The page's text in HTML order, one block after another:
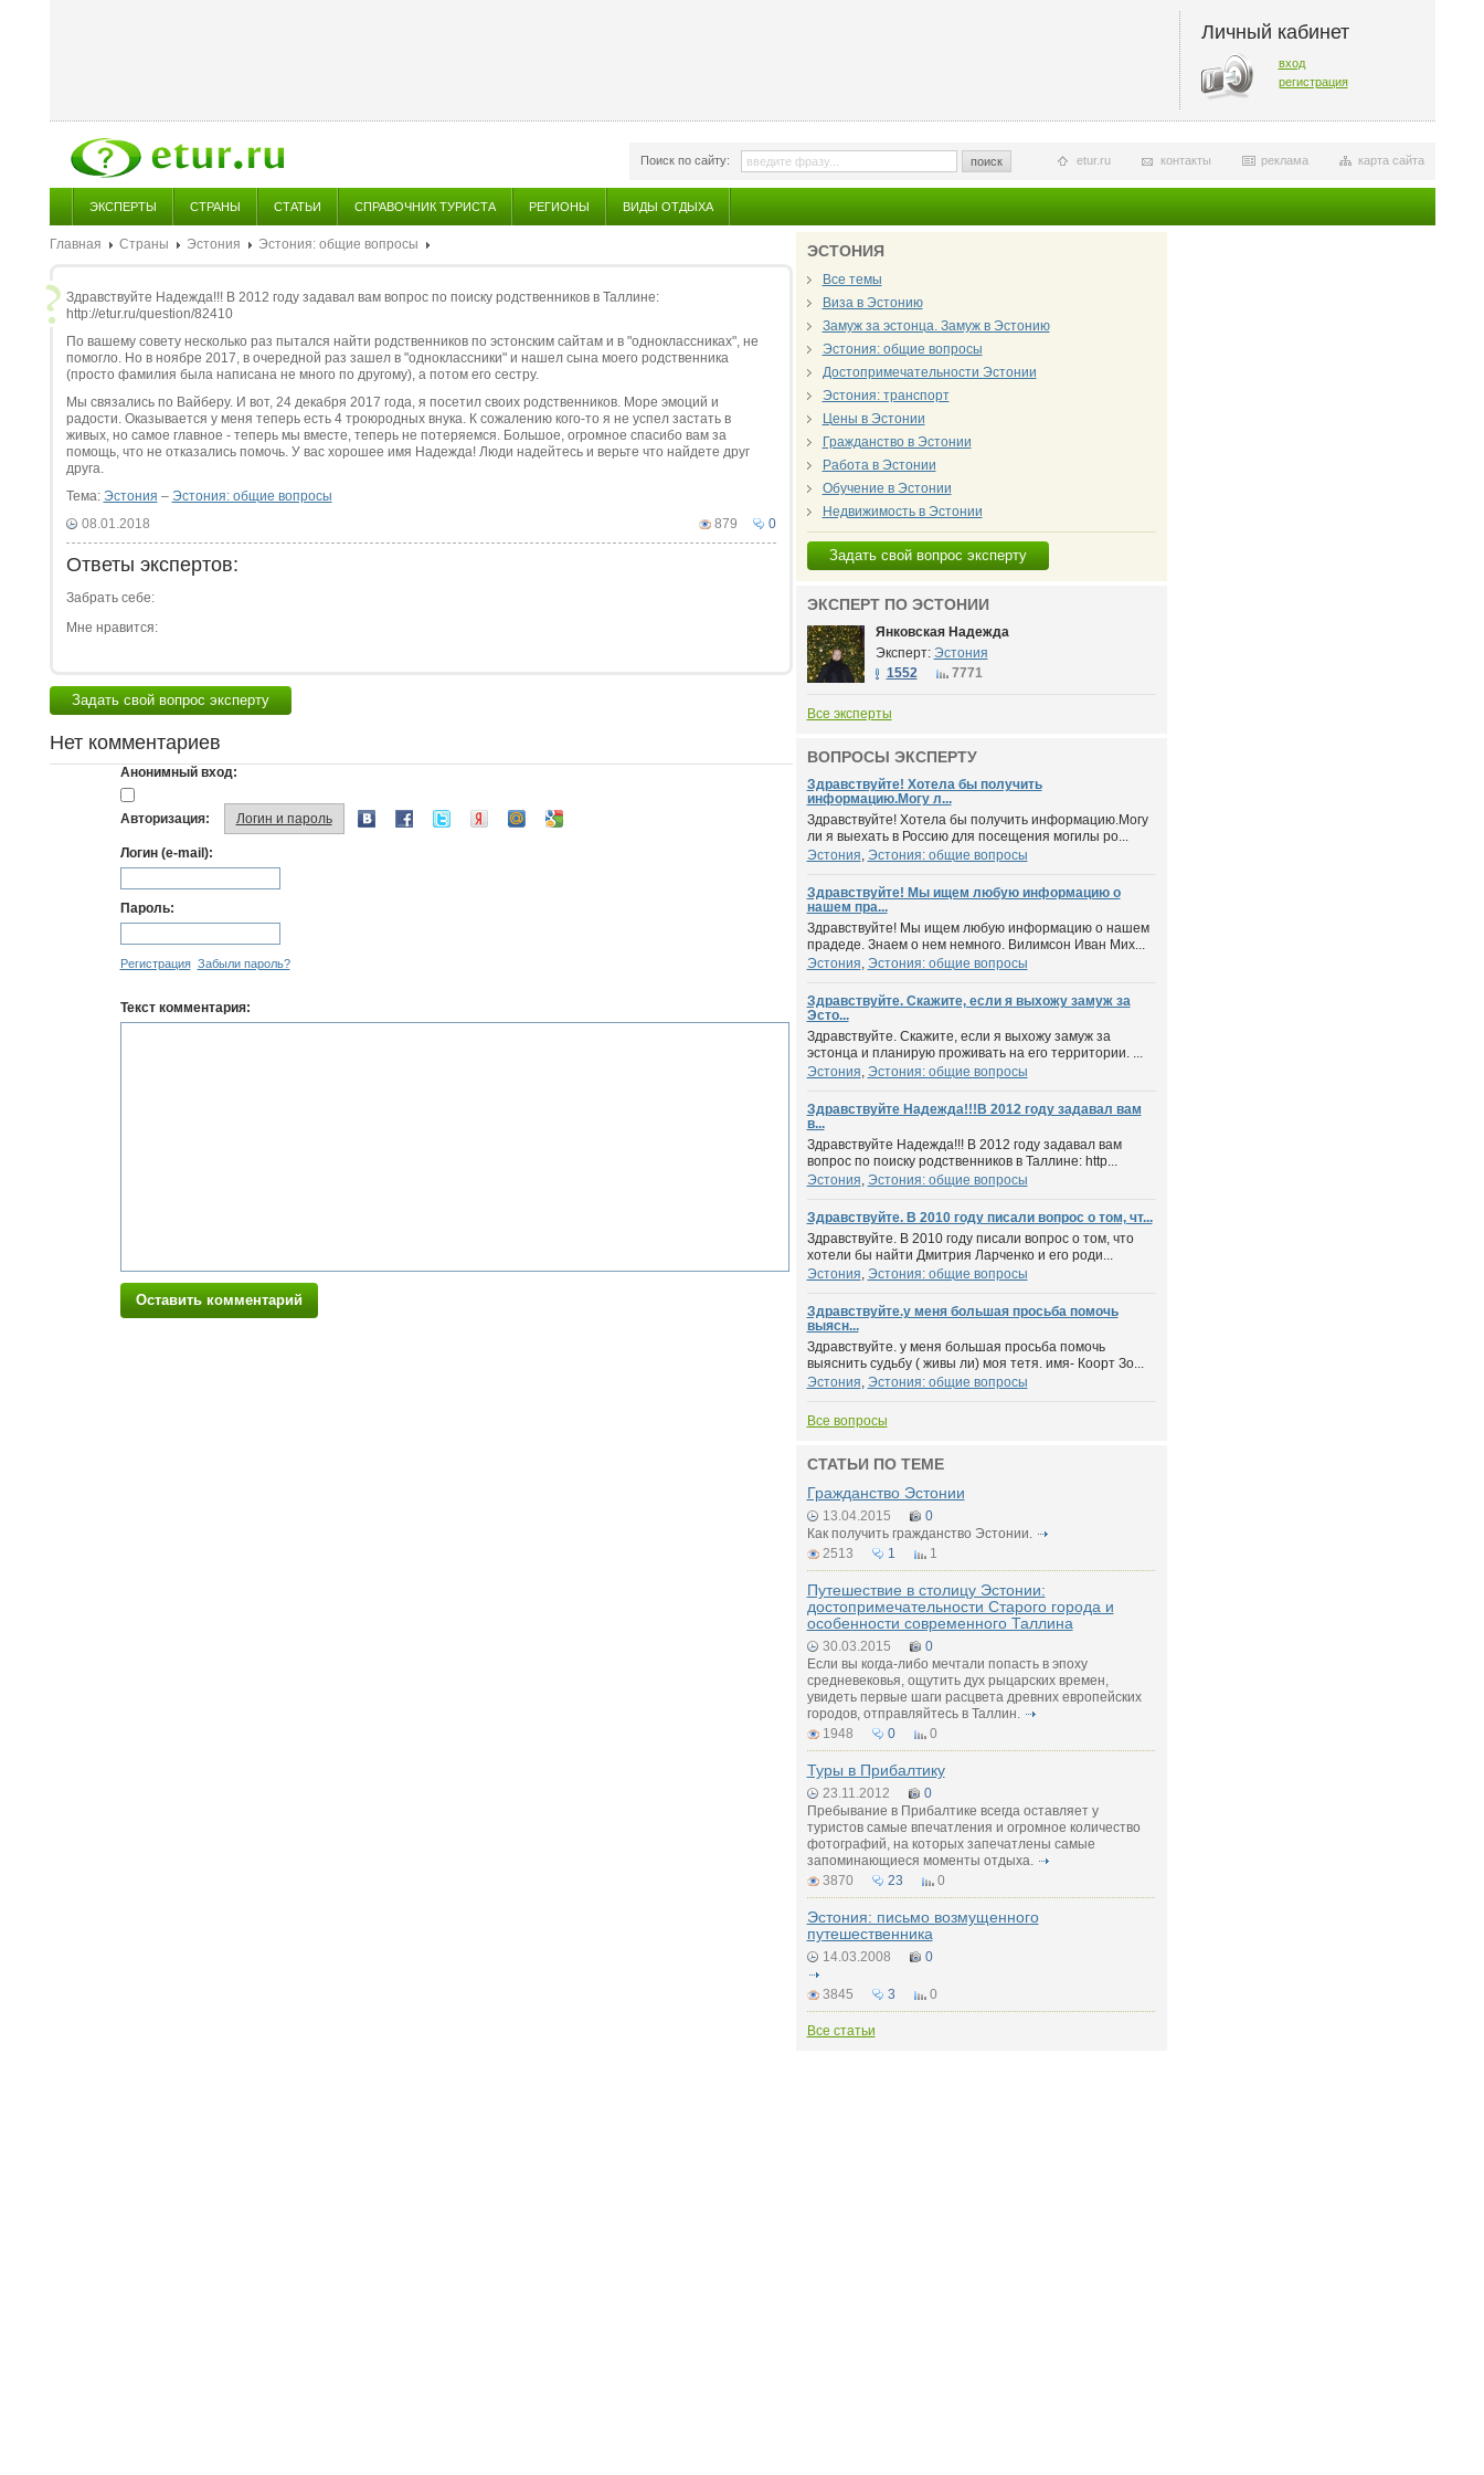
Личный кабинет
вход
регистрация
Поиск по сайту: поиск карта сайта
реклама
контакты
etur.ru
ЭКСПЕРТЫ СТРАНЫ СТАТЬИ СПРАВОЧНИК ТУРИСТА РЕГИОНЫ ВИДЫ ОТДЫХА
Главная Страны Эстония Эстония: общие вопросы
Здравствуйте Надежда!!! В 2012 году задавал вам вопрос по поиску родственников в Таллине:
http://etur.ru/question/82410
По вашему совету несколько раз пытался найти родственников по эстонским сайтам и в "одноклассниках", не
помогло. Но в ноябре 2017, в очередной раз зашел в "одноклассники" и нашел сына моего родственника
(просто фамилия была написана не много по другому), а потом его сестру.
Мы связались по Вайберу. И вот, 24 декабря 2017 года, я посетил своих родственников. Море эмоций и
радости. Оказывается у меня теперь есть 4 троюродных внука. К сожалению кого-то я не успел застать в
живых, но самое главное - теперь мы вместе, теперь не потеряемся. Большое, огромное спасибо вам за
помощь, что не отказались помочь. У вас хорошее имя Надежда! Люди надейтесь и верьте что найдете друг
друга.
Тема: Эстония – Эстония: общие вопросы
0
879
08.01.2018
Ответы экспертов:
Забрать себе:
Мне нравится:
Задать свой вопрос эксперту
Нет комментариев
Анонимный вход:
Авторизация: Логин и пароль
Логин (e-mail):
Пароль:
Регистрация Забыли пароль?
Текст комментария:
Оставить комментарий
ЭСТОНИЯ
Все темы
Виза в Эстонию
Замуж за эстонца. Замуж в Эстонию
Эстония: общие вопросы
Достопримечательности Эстонии
Эстония: транспорт
Цены в Эcтонии
Гражданство в Эстонии
Работа в Эстонии
Обучение в Эстонии
Недвижимость в Эстонии
Задать свой вопрос эксперту
ЭКСПЕРТ ПО ЭСТОНИИ
Янковская Надежда
Эксперт: Эстония
1552
7771
Все эксперты
ВОПРОСЫ ЭКСПЕРТУ
Здравствуйте! Хотела бы получить
информацию.Могу л...
Здравствуйте! Хотела бы получить информацию.Могу
ли я выехать в Россию для посещения могилы ро...
Эстония, Эстония: общие вопросы
Здравствуйте! Мы ищем любую информацию о
нашем пра...
Здравствуйте! Мы ищем любую информацию о нашем
прадеде. Знаем о нем немного. Вилимсон Иван Мих...
Эстония, Эстония: общие вопросы
Здравствуйте. Скажите, если я выхожу замуж за
Эсто...
Здравствуйте. Скажите, если я выхожу замуж за
эстонца и планирую проживать на его территории. ...
Эстония, Эстония: общие вопросы
Здравствуйте Надежда!!!В 2012 году задавал вам
в...
Здравствуйте Надежда!!! В 2012 году задавал вам
вопрос по поиску родственников в Таллине: http...
Эстония, Эстония: общие вопросы
Здравствуйте. В 2010 году писали вопрос о том, чт...
Здравствуйте. В 2010 году писали вопрос о том, что
хотели бы найти Дмитрия Ларченко и его роди...
Эстония, Эстония: общие вопросы
Здравствуйте.у меня большая просьба помочь
выясн...
Здравствуйте. у меня большая просьба помочь
выяснить судьбу ( живы ли) моя тетя. имя- Коорт Зо...
Эстония, Эстония: общие вопросы
Все вопросы
СТАТЬИ ПО ТЕМЕ
Гражданство Эстонии
13.04.2015
0
Как получить гражданство Эстонии.
2513
1 1
Путешествие в столицу Эстонии:
достопримечательности Старого города и
особенности современного Таллина
30.03.2015
0
Если вы когда-либо мечтали попасть в эпоху
средневековья, ощутить дух рыцарских времен,
увидеть первые шаги расцвета древних европейских
городов, отправляйтесь в Таллин.
1948
0 0
Туры в Прибалтику
23.11.2012
0
Пребывание в Прибалтике всегда оставляет у
туристов самые впечатления и огромное количество
фотографий, на которых запечатлены самые
запоминающиеся моменты отдыха.
3870
23 0
Эстония: письмо возмущенного
путешественника
14.03.2008 0
3845 3 0
Все статьи